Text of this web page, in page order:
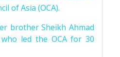
of Asia (OCA).
brother Sheikh Ahmad
who led the OCA for 30